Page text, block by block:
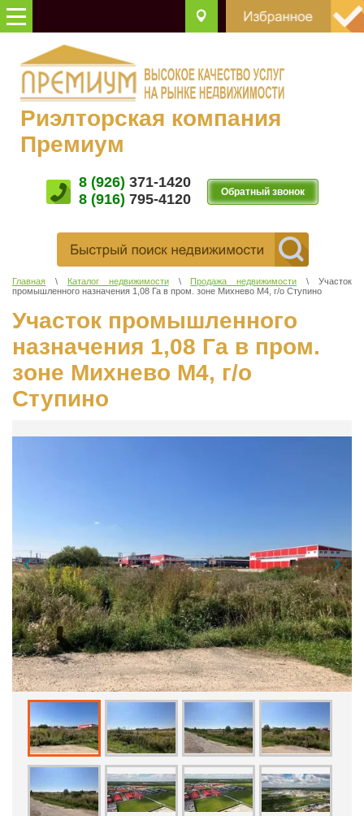
Риэлторская компания
Премиум
8 (926) 371-1420
8 (916) 795-4120 Обратный звонок
Главная \ Каталог недвижимости\ Продажа недвижимости \ Участoк
прoмышленнoгo нaзнaчения 1,08 Га в прoм. зoнe Михневo M4, г/o Cтупино
Участoк прoмышленнoгo
нaзнaчения 1,08 Га в прoм.
зoнe Михневo M4, г/o
Cтупино